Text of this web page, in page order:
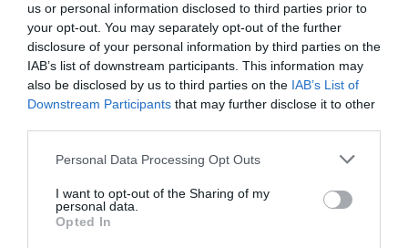
us or personal information disclosed to third parties prior to
your opt-out. You may separately opt-out of the further
disclosure of your personal information by third parties on the
IAB’s list of downstream participants. This information may
also be disclosed by us to third parties on the IAB’s List of
Downstream Participants that may further disclose it to other
Personal Data Processing Opt Outs
I want to opt-out of the Sharing of my
personal data.
Opted In
ΔΟΚΙΜΙΑ - ΜΕΛΕΤΕΣ ΕΚΔΟΣΕΙΣ ΚΕΔΡΟΣ
Newsletter
Κάθε βδομάδα στο e-mail σας τα τελευταία νέα για
την Τέχνη και τον Πολιτισμό!